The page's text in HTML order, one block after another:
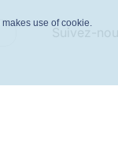
use of cookie.